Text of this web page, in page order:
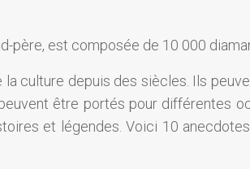
père, est composée de 10 000
culture depuis des siècles. Ils
être portés pour différentes
et légendes. Voici 10